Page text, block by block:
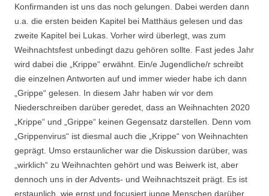
Konfirmanden ist uns das noch gelungen. Dabei werden dann
u.a. die ersten beiden Kapitel bei Matthäus gelesen und das
zweite Kapitel bei Lukas. Vorher wird überlegt, was zum
Weihnachtsfest unbedingt dazu gehören sollte. Fast jedes Jahr
wird dabei die „Krippe“ erwähnt. Ein/e Jugendliche/r schreibt
die einzelnen Antworten auf und immer wieder habe ich dann
„Grippe“ gelesen. In diesem Jahr haben wir vor dem
Niederschreiben darüber geredet, dass an Weihnachten 2020
„Krippe“ und „Grippe“ keinen Gegensatz darstellen. Denn vom
„Grippenvirus“ ist diesmal auch die „Krippe“ von Weihnachten
geprägt. Umso erstaunlicher war die Diskussion darüber, was
„wirklich“ zu Weihnachten gehört und was Beiwerk ist, aber
dennoch uns in der Advents- und Weihnachtszeit prägt. Es ist
erstaunlich, wie ernst und focusiert junge Menschen darüber